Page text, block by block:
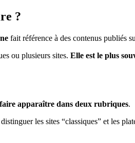
?
fait référence à des contenus publiés
ou plusieurs sites. Elle est le plus
apparaître dans deux rubriques.
les sites “classiques” et les